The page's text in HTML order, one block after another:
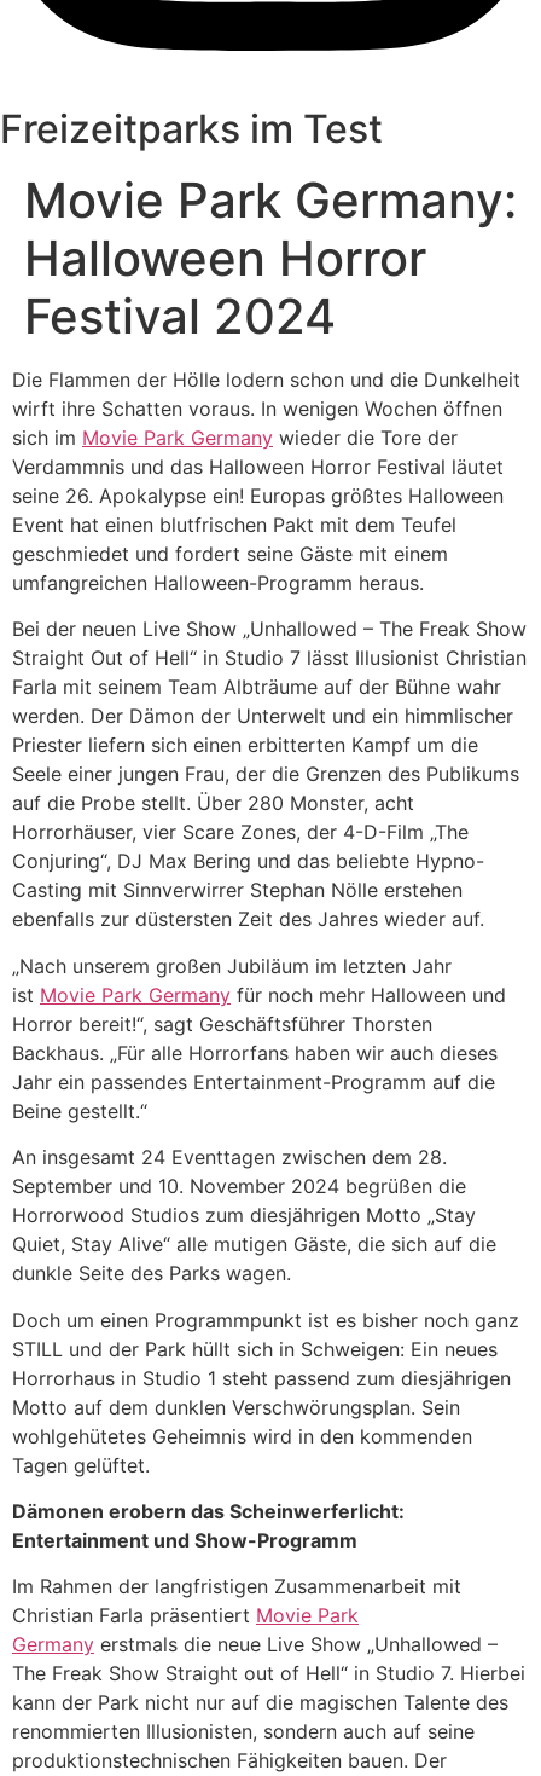
Freizeitparks im Test
Movie Park Germany:
Halloween Horror
Festival 2024
Die Flammen der Hölle lodern schon und die Dunkelheit
wirft ihre Schatten voraus. In wenigen Wochen öffnen
sich im Movie Park Germany wieder die Tore der
Verdammnis und das Halloween Horror Festival läutet
seine 26. Apokalypse ein! Europas größtes Halloween
Event hat einen blutfrischen Pakt mit dem Teufel
geschmiedet und fordert seine Gäste mit einem
umfangreichen Halloween-Programm heraus.
Bei der neuen Live Show „Unhallowed – The Freak Show
Straight Out of Hell“ in Studio 7 lässt Illusionist Christian
Farla mit seinem Team Albträume auf der Bühne wahr
werden. Der Dämon der Unterwelt und ein himmlischer
Priester liefern sich einen erbitterten Kampf um die
Seele einer jungen Frau, der die Grenzen des Publikums
auf die Probe stellt. Über 280 Monster, acht
Horrorhäuser, vier Scare Zones, der 4-D-Film „The
Conjuring“, DJ Max Bering und das beliebte Hypno-
Casting mit Sinnverwirrer Stephan Nölle erstehen
ebenfalls zur düstersten Zeit des Jahres wieder auf.
„Nach unserem großen Jubiläum im letzten Jahr
ist Movie Park Germany für noch mehr Halloween und
Horror bereit!“, sagt Geschäftsführer Thorsten
Backhaus. „Für alle Horrorfans haben wir auch dieses
Jahr ein passendes Entertainment-Programm auf die
Beine gestellt.“
An insgesamt 24 Eventtagen zwischen dem 28.
September und 10. November 2024 begrüßen die
Horrorwood Studios zum diesjährigen Motto „Stay
Quiet, Stay Alive“ alle mutigen Gäste, die sich auf die
dunkle Seite des Parks wagen.
Doch um einen Programmpunkt ist es bisher noch ganz
STILL und der Park hüllt sich in Schweigen: Ein neues
Horrorhaus in Studio 1 steht passend zum diesjährigen
Motto auf dem dunklen Verschwörungsplan. Sein
wohlgehütetes Geheimnis wird in den kommenden
Tagen gelüftet.
Dämonen erobern das Scheinwerferlicht:
Entertainment und Show-Programm
Im Rahmen der langfristigen Zusammenarbeit mit
Christian Farla präsentiert Movie Park
Germany erstmals die neue Live Show „Unhallowed –
The Freak Show Straight out of Hell“ in Studio 7. Hierbei
kann der Park nicht nur auf die magischen Talente des
renommierten Illusionisten, sondern auch auf seine
produktionstechnischen Fähigkeiten bauen. Der